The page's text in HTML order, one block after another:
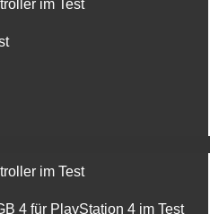
im Test
im Test
4 für PlayStation 4 im Test